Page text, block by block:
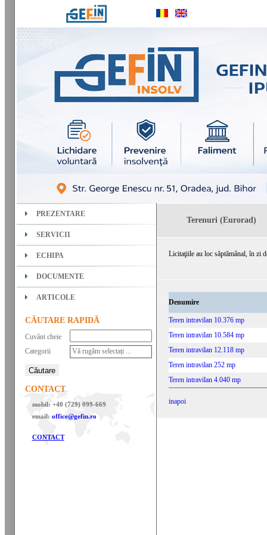
PREZENTARE
SERVICII
ECHIPA
DOCUMENTE
ARTICOLE
CĂUTARE RAPIDĂ
Cuvânt cheie
Categorii
Vă rugăm selectați ...
CONTACT
mobil: +40 (729) 099-669
email: office@gefin.ro
CONTACT
Terenuri (Eurorad)
Licitaţiile au loc săptămânal, în zi
Denumire
Teren intravilan 10.376 mp
Teren intravilan 10.584 mp
Teren intravilan 12.118 mp
Teren intravilan 252 mp
Teren intravilan 4.040 mp
inapoi